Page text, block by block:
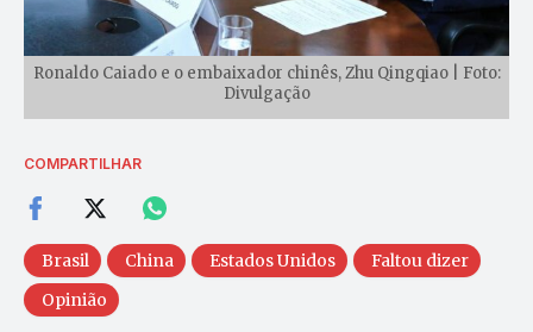
Ronaldo Caiado e o embaixador chinês, Zhu Qingqiao | Foto:
Divulgação
COMPARTILHAR
Brasil China Estados Unidos
Faltou dizer
Opinião